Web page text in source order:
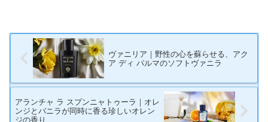
ヴァニリア｜野性の心を蘇らせる、アク
ア ディ パルマのソフトヴァニラ
アランチャ ラ スプンニャトゥーラ｜オレ
ンジとバニラが同時に香る珍しいオレン
ジの香り